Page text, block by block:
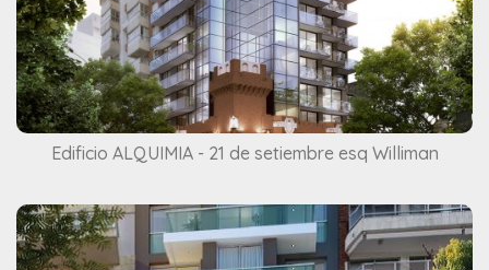
Edificio ALQUIMIA - 21 de setiembre esq Williman